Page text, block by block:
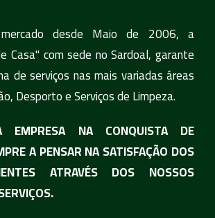
desde Maio de 2006, a
Casa" com sede no Sardoal, garante
de serviços nas mais variadas áreas
Desporto e Serviços de Limpeza.
EMPRESA NA CONQUISTA DE
A PENSAR NA SATISFAÇÃO DOS
ATRAVÉS DOS NOSSOS